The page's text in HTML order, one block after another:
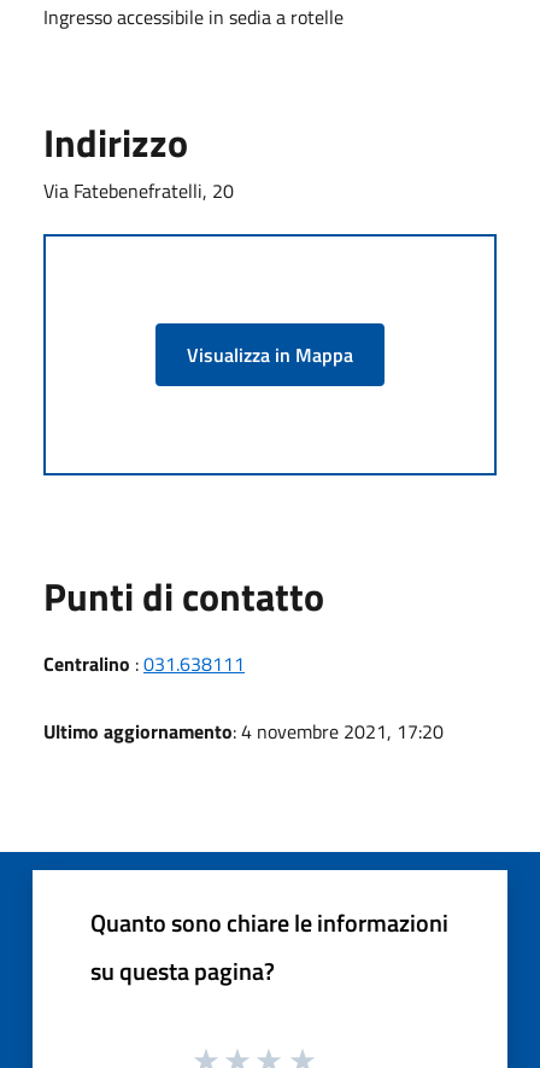
Ingresso accessibile in sedia a rotelle
Indirizzo
Via Fatebenefratelli, 20
Visualizza in Mappa
Punti di contatto
Centralino :031.638111
Ultimo aggiornamento: 4 novembre 2021, 17:20
Quanto sono chiare le informazioni
su questa pagina?